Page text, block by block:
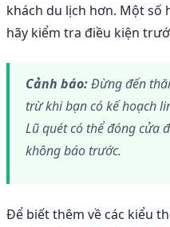
khách du lịch hơn. Một số
hãy kiểm tra điều kiện
Cảnh báo:Đừng đến
trừ khi bạn có kế hoạch
Lũ quét có thể đóng cửa
không báo trước.
Để biết thêm về các kiểu